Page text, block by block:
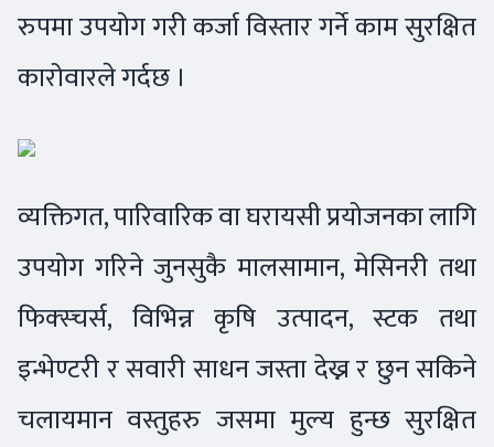
रुपमा उपयोग गरी कर्जा विस्तार गर्ने काम सुरक्षित
कारोवारले गर्दछ ।
व्यक्तिगत, पारिवारिक वा घरायसी प्रयोजनका लागि
उपयोग गरिने जुनसुकै मालसामान, मेसिनरी तथा
फिक्स्चर्स, विभिन्न कृषि उत्पादन, स्टक तथा
इन्भेण्टरी र सवारी साधन जस्ता देख्न र छुन सकिने
चलायमान वस्तुहरु जसमा मुल्य हुन्छ सुरक्षित